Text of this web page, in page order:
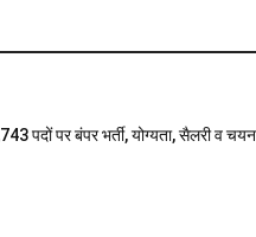
पर बंपर भर्ती, योग्यता, सैलरी व चयन